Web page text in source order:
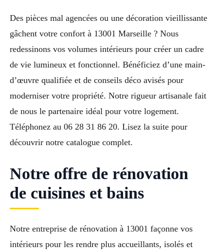
Des pièces mal agencées ou une décoration vieillissante
gâchent votre confort à 13001 Marseille ? Nous
redessinons vos volumes intérieurs pour créer un cadre
de vie lumineux et fonctionnel. Bénéficiez d’une main-
d’œuvre qualifiée et de conseils déco avisés pour
moderniser votre propriété. Notre rigueur artisanale fait
de nous le partenaire idéal pour votre logement.
Téléphonez au 06 28 31 86 20. Lisez la suite pour
découvrir notre catalogue complet.
Notre offre de rénovation
de cuisines et bains
Notre entreprise de rénovation à 13001 façonne vos
intérieurs pour les rendre plus accueillants, isolés et